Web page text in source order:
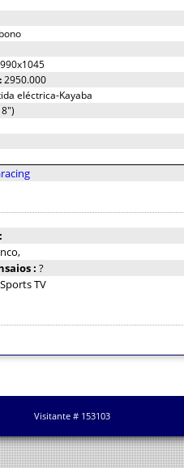
2950.000
eléctrica-Kayaba
: ?
TV
Visitante # 153103